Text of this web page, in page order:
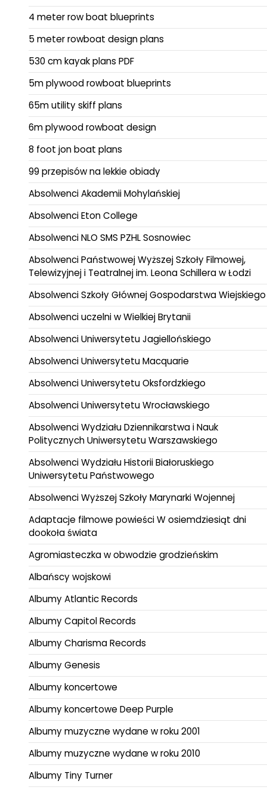
4 meter row boat blueprints
5 meter rowboat design plans
530 cm kayak plans PDF
5m plywood rowboat blueprints
65m utility skiff plans
6m plywood rowboat design
8 foot jon boat plans
99 przepisów na lekkie obiady
Absolwenci Akademii Mohylańskiej
Absolwenci Eton College
Absolwenci NLO SMS PZHL Sosnowiec
Absolwenci Państwowej Wyższej Szkoły Filmowej,
Telewizyjnej i Teatralnej im. Leona Schillera w Łodzi
Absolwenci Szkoły Głównej Gospodarstwa Wiejskiego
Absolwenci uczelni w Wielkiej Brytanii
Absolwenci Uniwersytetu Jagiellońskiego
Absolwenci Uniwersytetu Macquarie
Absolwenci Uniwersytetu Oksfordzkiego
Absolwenci Uniwersytetu Wrocławskiego
Absolwenci Wydziału Dziennikarstwa i Nauk
Politycznych Uniwersytetu Warszawskiego
Absolwenci Wydziału Historii Białoruskiego
Uniwersytetu Państwowego
Absolwenci Wyższej Szkoły Marynarki Wojennej
Adaptacje filmowe powieści W osiemdziesiąt dni
dookoła świata
Agromiasteczka w obwodzie grodzieńskim
Albańscy wojskowi
Albumy Atlantic Records
Albumy Capitol Records
Albumy Charisma Records
Albumy Genesis
Albumy koncertowe
Albumy koncertowe Deep Purple
Albumy muzyczne wydane w roku 2001
Albumy muzyczne wydane w roku 2010
Albumy Tiny Turner